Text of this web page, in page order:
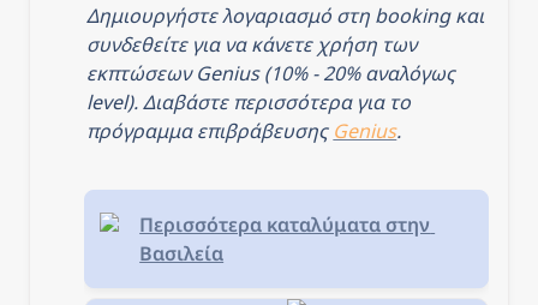
Δημιουργήστε λογαριασμό στη booking και
συνδεθείτε για να κάνετε χρήση των
εκπτώσεων Genius (10% - 20% αναλόγως
level). Διαβάστε περισσότερα για το
πρόγραμμα επιβράβευσης Genius.
Περισσότερα καταλύματα στην
Βασιλεία